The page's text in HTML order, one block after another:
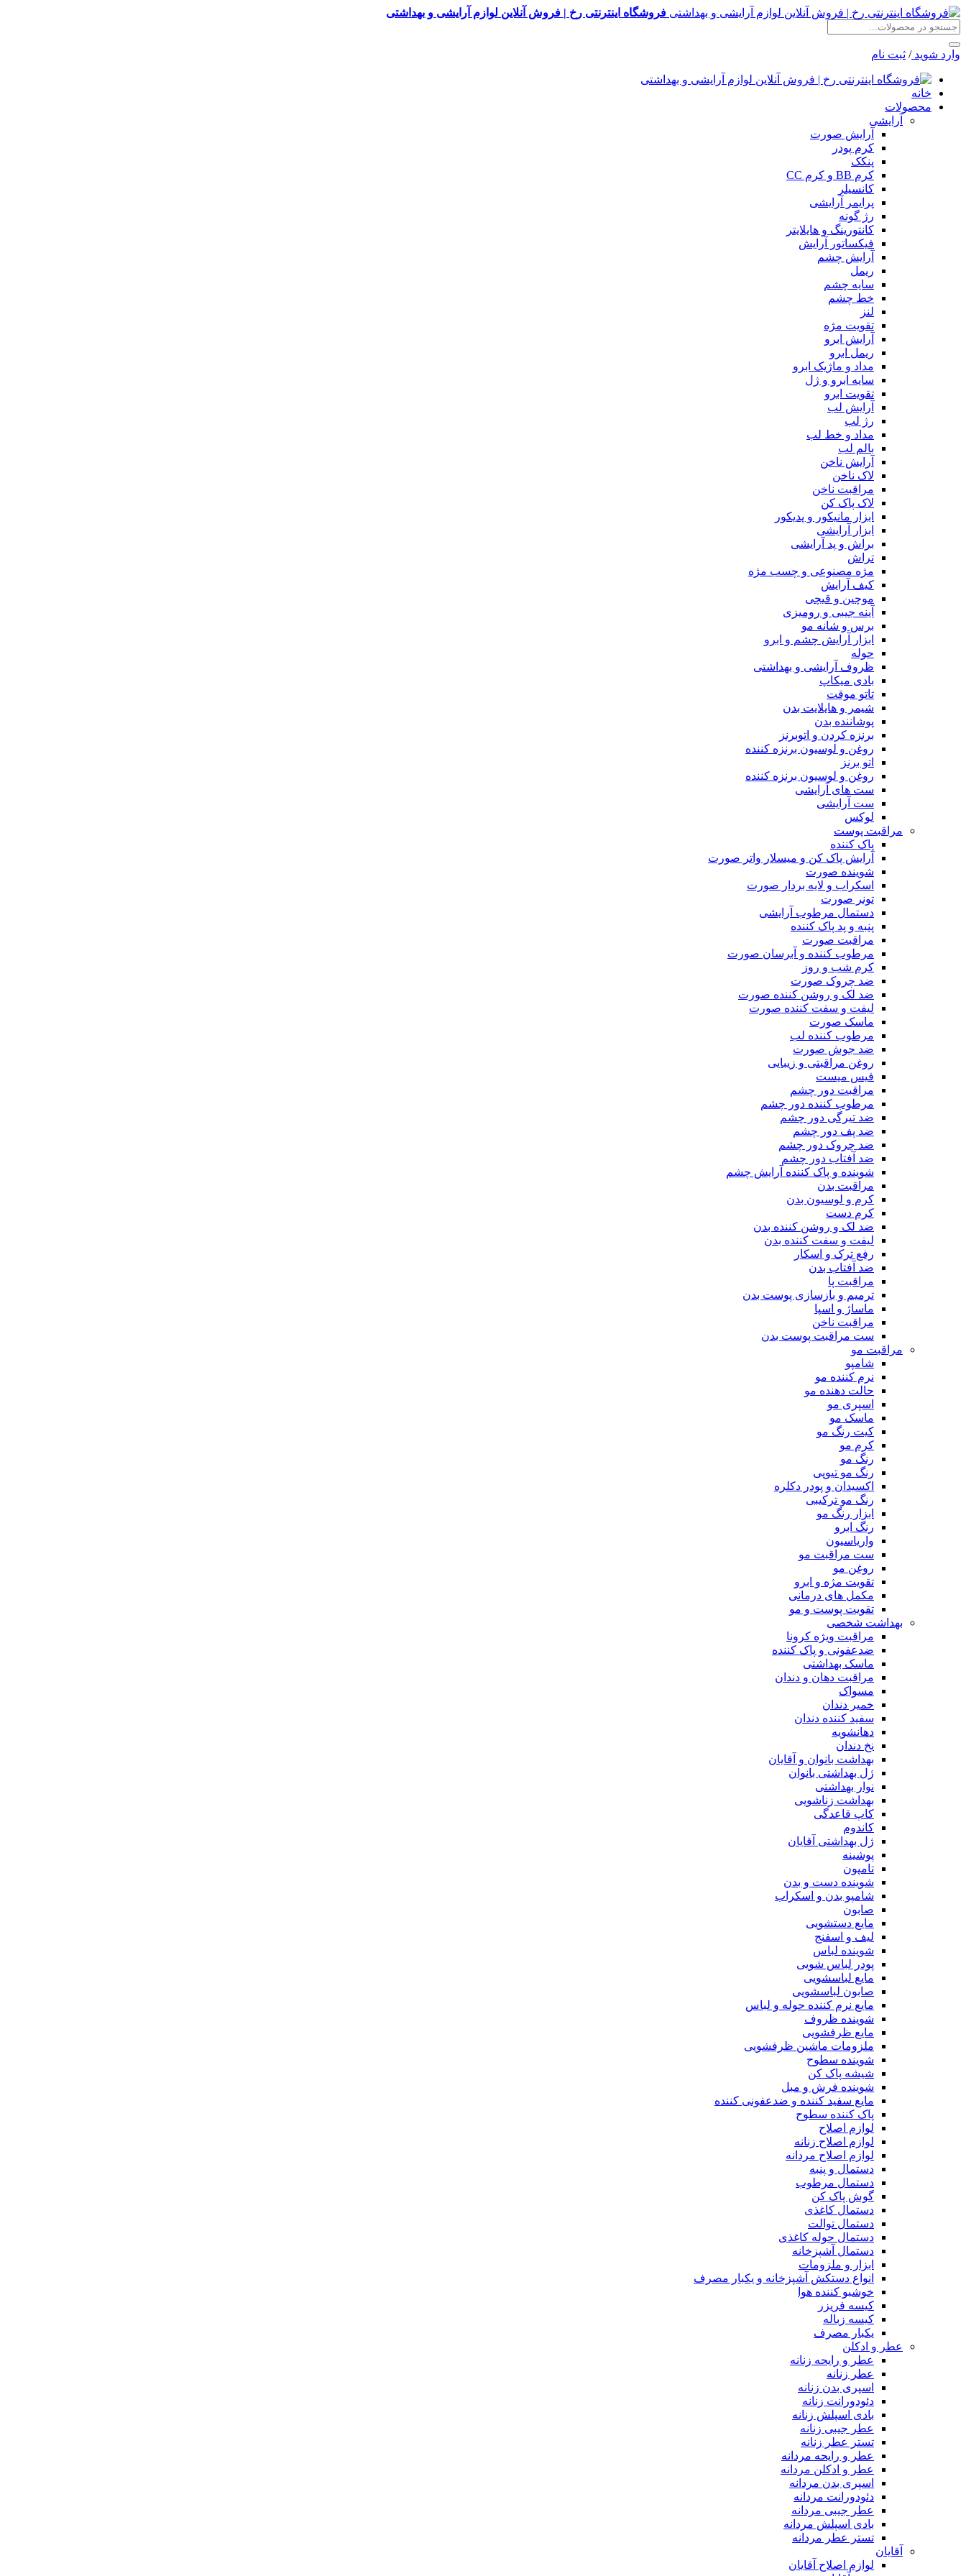
فروشگاه اینترنتی رخ | فروش آنلاین لوازم آرایشی و بهداشتی
وارد شوید / ثبت نام
خانه
محصولات
آرایشی
آرایش صورت
کرم پودر
پنکک
کرم BB و کرم CC
کانسیلر
پرایمر آرایشی
رژ گونه
کانتورینگ و هایلایتر
فیکساتور آرایش
آرایش چشم
ریمل
سایه چشم
خط چشم
لنز
تقویت مژه
آرایش ابرو
ریمل ابرو
مداد و ماژیک ابرو
سایه ابرو و ژل
تقویت ابرو
آرایش لب
رژ لب
مداد و خط لب
بالم لب
آرایش ناخن
لاک ناخن
مراقبت ناخن
لاک پاک کن
ابزار مانیکور و پدیکور
ابزار آرایشی
براش و پد آرایشی
تراش
مژه مصنوعی و چسب مژه
کیف آرایش
موچین و قیچی
آینه جیبی و رومیزی
برس و شانه مو
ابزار آرایش چشم و ابرو
حوله
ظروف آرایشی و بهداشتی
بادی میکاپ
تاتو موقت
شیمر و هایلایت بدن
پوشاننده بدن
برنزه کردن و اتوبرنز
روغن و لوسیون برنزه کننده
اتو برنز
روغن و لوسیون برنزه کننده
ست های آرایشی
ست آرایشی
لوکس
مراقبت پوست
پاک کننده
آرایش پاک کن و میسلار واتر صورت
شوینده صورت
اسکراب و لایه بردار صورت
تونر صورت
دستمال مرطوب آرایشی
پنبه و پد پاک کننده
مراقبت صورت
مرطوب کننده و آبرسان صورت
کرم شب و روز
ضد چروک صورت
ضد لک و روشن کننده صورت
لیفت و سفت کننده صورت
ماسک صورت
مرطوب کننده لب
ضد جوش صورت
روغن مراقبتی و زیبایی
فیس میست
مراقبت دور چشم
مرطوب کننده دور چشم
ضد تیرگی دور چشم
ضد پف دور چشم
ضد چروک دور چشم
ضد آفتاب دور چشم
شوینده و پاک کننده آرایش چشم
مراقبت بدن
کرم و لوسیون بدن
کرم دست
ضد لک و روشن کننده بدن
لیفت و سفت کننده بدن
رفع ترک و اسکار
ضد آفتاب بدن
مراقبت پا
ترمیم و بازسازی پوست بدن
ماساژ و اسپا
مراقبت ناخن
ست مراقبت پوست بدن
مراقبت مو
شامپو
نرم کننده مو
حالت دهنده مو
اسپری مو
ماسک مو
کیت رنگ مو
کرم مو
رنگ مو
رنگ مو تیوپی
اکسیدان و پودر دکلره
رنگ مو ترکیبی
ابزار رنگ مو
رنگ ابرو
واریاسیون
ست مراقبت مو
روغن مو
تقویت مژه و ابرو
مکمل های درمانی
تقویت پوست و مو
بهداشت شخصی
مراقبت ویژه کرونا
ضدعفونی و پاک کننده
ماسک بهداشتی
مراقبت دهان و دندان
مسواک
خمیر دندان
سفید کننده دندان
دهانشویه
نخ دندان
بهداشت بانوان و آقایان
ژل بهداشتی بانوان
نوار بهداشتی
بهداشت زناشویی
کاپ قاعدگی
کاندوم
ژل بهداشتی آقایان
پوشینه
تامپون
شوینده دست و بدن
شامپو بدن و اسکراب
صابون
مایع دستشویی
لیف و اسفنج
شوینده لباس
پودر لباس شویی
مایع لباسشویی
صابون لباسشویی
مایع نرم کننده حوله و لباس
شوینده ظروف
مایع ظرفشویی
ملزومات ماشین ظرفشویی
شوینده سطوح
شیشه پاک کن
شوینده فرش و مبل
مایع سفید کننده و ضدعفونی کننده
پاک کننده سطوح
لوازم اصلاح
لوازم اصلاح زنانه
لوازم اصلاح مردانه
دستمال و پنبه
دستمال مرطوب
گوش پاک کن
دستمال کاغذی
دستمال توالت
دستمال حوله کاغذی
دستمال آشپزخانه
ابزار و ملزومات
انواع دستکش آشپزخانه و یکبار مصرف
خوشبو کننده هوا
کیسه فریزر
کیسه زباله
یکبار مصرف
عطر و ادکلن
عطر و رایحه زنانه
عطر زنانه
اسپری بدن زنانه
دئودورانت زنانه
بادی اسپلش زنانه
عطر جیبی زنانه
تستر عطر زنانه
عطر و رایحه مردانه
عطر و ادکلن مردانه
اسپری بدن مردانه
دئودورانت مردانه
عطر جیبی مردانه
بادی اسپلش مردانه
تستر عطر مردانه
آقایان
لوازم اصلاح آقایان